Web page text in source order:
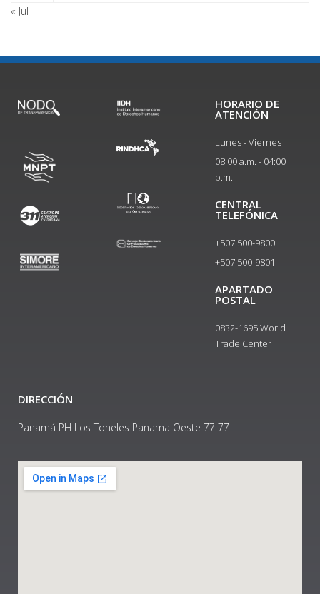
« Jul
HORARIO DE
ATENCIÓN
Lunes - Viernes
08:00 a.m. - 04:00
p.m.
CENTRAL
TELEFÓNICA
+507 500-9800
+507 500-9801​
APARTADO
POSTAL
0832-1695 World
Trade Center
DIRECCIÓN
Panamá PH Los Toneles Panama Oeste 77 77